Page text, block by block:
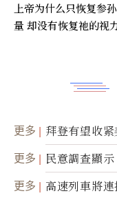
更多 拜登有望收
更多 民意調查顯
更多 高速列車將
上帝为什么只恢复参
量 却没有恢复祂的视